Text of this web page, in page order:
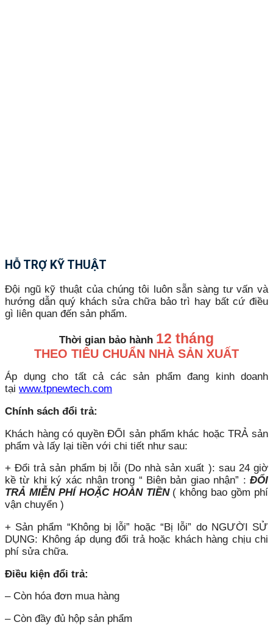
HỖ TRỢ KỸ THUẬT
Đội ngũ kỹ thuật của chúng tôi luôn sẵn sàng tư vấn và
hướng dẫn quý khách sửa chữa bảo trì hay bất cứ điều
gì liên quan đến sản phẩm.
Thời gian bảo hành 12 tháng
THEO TIÊU CHUẨN NHÀ SẢN XUẤT
Áp dụng cho tất cả các sản phẩm đang kinh doanh
tại www.tpnewtech.com
Chính sách đổi trả:
Khách hàng có quyền ĐỔI sản phẩm khác hoặc TRẢ sản
phẩm và lấy lại tiền với chi tiết như sau:
+ Đổi trả sản phẩm bị lỗi (Do nhà sản xuất ): sau 24 giờ
kề từ khi ký xác nhận trong “ Biên bản giao nhận” : ĐỔI
TRẢ MIỄN PHÍ HOẶC HOÀN TIỀN( không bao gồm phí
vận chuyển )
+ Sản phẩm “Không bị lỗi” hoặc “Bị lỗi” do NGƯỜI SỬ
DỤNG: Không áp dụng đổi trả hoặc khách hàng chịu chi
phí sửa chữa.
Điều kiện đổi trả:
– Còn hóa đơn mua hàng
– Còn đầy đủ hộp sản phẩm